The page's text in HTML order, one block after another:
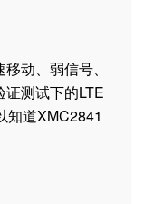
动、弱信号、
测试下的LTE
知道XMC2841